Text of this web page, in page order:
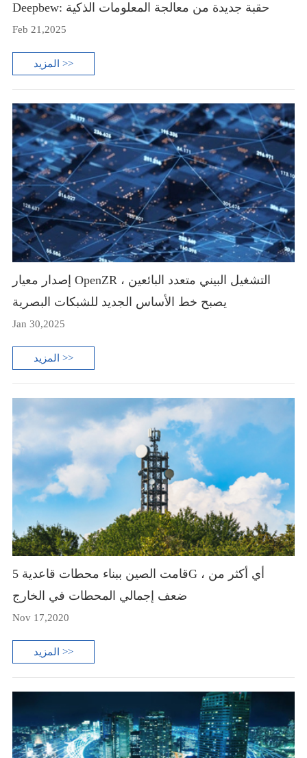
Deepbew: حقبة جديدة من معالجة المعلومات الذكية
Feb 21,2025
المزيد >>
إصدار معيار OpenZR ، التشغيل البيني متعدد البائعين
يصبح خط الأساس الجديد للشبكات البصرية
Jan 30,2025
المزيد >>
قامت الصين ببناء محطات قاعدية 5G ، أي أكثر من
ضعف إجمالي المحطات في الخارج
Nov 17,2020
المزيد >>